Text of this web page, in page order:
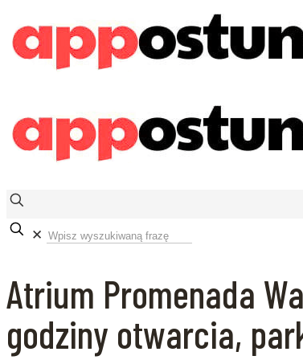
✕
Atrium Promenada
godziny otwarcia,